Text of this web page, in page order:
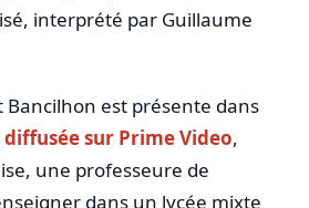
interprété par Guillaume
Bancilhon est présente dans
diffusée sur Prime Video,
une professeure de
dans un lycée mixte